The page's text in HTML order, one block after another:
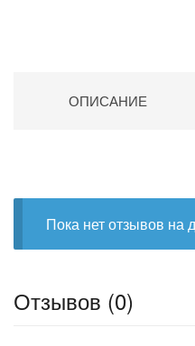
ОПИСАНИЕ
Пока нет отзывов на
Отзывов (0)